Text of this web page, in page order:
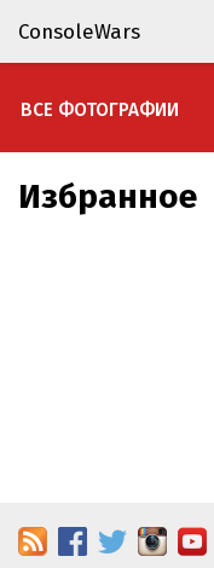
ConsoleWars
ВСЕ ФОТОГРАФИИ
Избранное